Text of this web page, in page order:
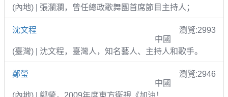
(內地) | 張瀾瀾，曾任總政歌舞團首席節目主持人；
沈文程
瀏覽:2993
中國
(臺灣) | 沈文程，臺灣人，知名藝人、主持人和歌手。
鄭瑩
瀏覽:2946
中國
(內地) | 鄭瑩，2009年度東方衛視《加油！